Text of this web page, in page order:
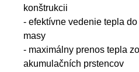
konštrukcii
- efektívne vedenie tepla
masy
- maximálny prenos tepla
akumulačních prstencov